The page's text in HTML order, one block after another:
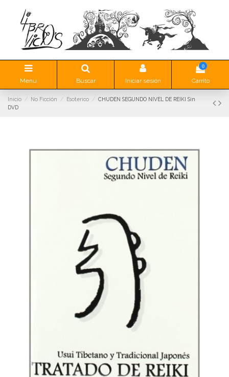
Menu Buscar Iniciar sesión
0
Carrito
Inicio No Ficción Esoterico
CHUDEN SEGUNDO NIVEL DE REIKI Sin
DVD